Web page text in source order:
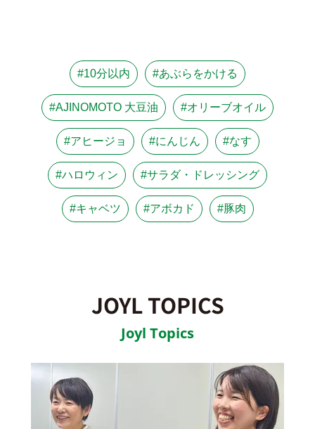
#10分以内 #あぶらをかける
#AJINOMOTO 大豆油 #オリーブオイル
#アヒージョ #にんじん #なす
#ハロウィン #サラダ・ドレッシング
#キャベツ #アボカド #豚肉
JOYL TOPICS
Joyl Topics